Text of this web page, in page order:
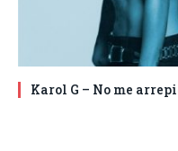
Karol G – No me